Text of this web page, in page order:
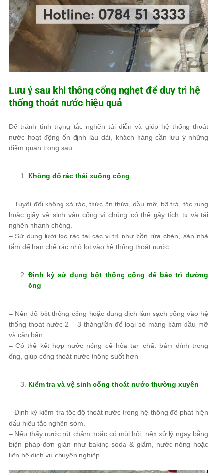
Lưu ý sau khi thông cống nghẹt để duy trì hệ
thống thoát nước hiệu quả
Để tránh tình trạng tắc nghẽn tái diễn và giúp hệ thống thoát
nước hoạt động ổn định lâu dài, khách hàng cần lưu ý những
điểm quan trọng sau:
Không đổ rác thải xuống cống
– Tuyệt đối không xả rác, thức ăn thừa, dầu mỡ, bã trà, tóc rụng
hoặc giấy vệ sinh vào cống vì chúng có thể gây tích tụ và tái
nghẽn nhanh chóng.
– Sử dụng lưới lọc rác tại các vị trí như bồn rửa chén, sàn nhà
tắm để hạn chế rác nhỏ lọt vào hệ thống thoát nước.
Định kỳ sử dụng bột thông cống để bảo trì đường
ống
– Nên đổ bột thông cống hoặc dung dịch làm sạch cống vào hệ
thống thoát nước 2 – 3 tháng/lần để loại bỏ mảng bám dầu mỡ
và cặn bẩn.
– Có thể kết hợp nước nóng để hòa tan chất bám dính trong
ống, giúp cống thoát nước thông suốt hơn.
Kiểm tra và vệ sinh cống thoát nước thường xuyên
– Định kỳ kiểm tra tốc độ thoát nước trong hệ thống để phát hiện
dấu hiệu tắc nghẽn sớm.
– Nếu thấy nước rút chậm hoặc có mùi hôi, nên xử lý ngay bằng
biện pháp đơn giản như baking soda & giấm, nước nóng hoặc
liên hệ dịch vụ chuyên nghiệp.